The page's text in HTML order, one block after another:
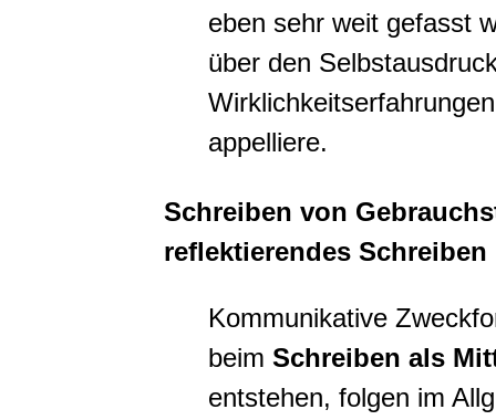
eben sehr weit gefasst
über den
appelliere.
Schreiben von
reflektierendes Schreiben
Kommunikative
beim Schreiben als
entstehen, folgen im